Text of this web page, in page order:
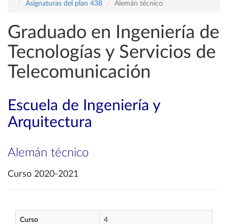
Asignaturas del plan 438
Alemán técnico
Graduado en Ingeniería de
Tecnologías y Servicios de
Telecomunicación
Escuela de Ingeniería y
Arquitectura
Alemán técnico
Curso 2020-2021
Curso 4